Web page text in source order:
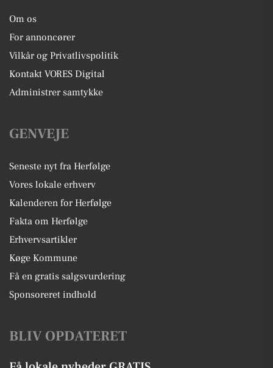
Om os
For annoncører
Vilkår og Privatlivspolitik
Kontakt VORES Digital
Administrer samtykke
GENVEJE
Seneste nyt fra Herfølge
Vores lokale erhverv
Kalenderen for Herfølge
Fakta om Herfølge
Erhvervsartikler
Køge Kommune
Få en gratis salgsvurdering
Sponsoreret indhold
BLIV OPDATERET